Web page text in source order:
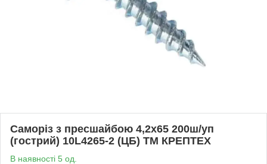
Саморіз з пресшайбою 4,2х65 200ш/уп
(гострий) 10L4265-2 (ЦБ) ТМ КРЕПТЕХ
В наявності 5 од.